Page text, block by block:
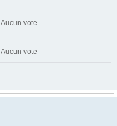
Aucun vote
Aucun vote